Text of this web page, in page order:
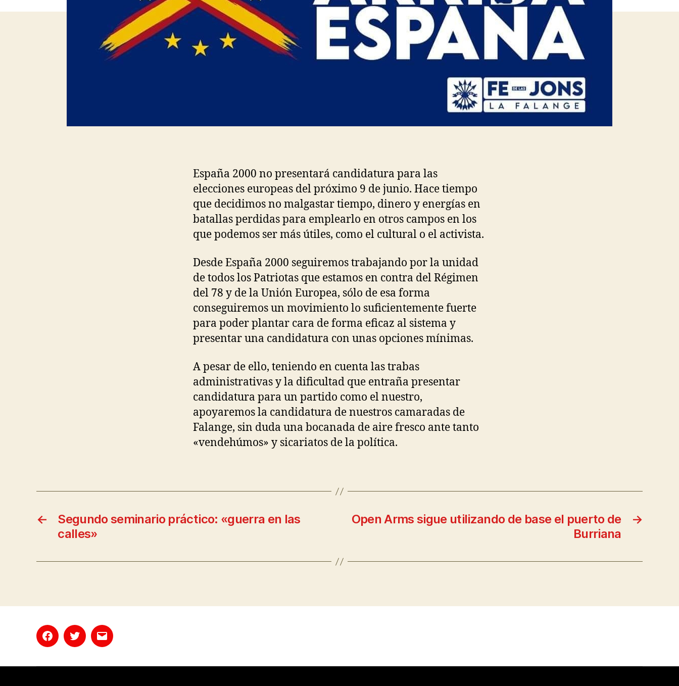
España 2000 no presentará candidatura para las
elecciones europeas del próximo 9 de junio. Hace tiempo
que decidimos no malgastar tiempo, dinero y energías en
batallas perdidas para emplearlo en otros campos en los
que podemos ser más útiles, como el cultural o el activista.
Desde España 2000 seguiremos trabajando por la unidad
de todos los Patriotas que estamos en contra del Régimen
del 78 y de la Unión Europea, sólo de esa forma
conseguiremos un movimiento lo suficientemente fuerte
para poder plantar cara de forma eficaz al sistema y
presentar una candidatura con unas opciones mínimas.
A pesar de ello, teniendo en cuenta las trabas
administrativas y la dificultad que entraña presentar
candidatura para un partido como el nuestro,
apoyaremos la candidatura de nuestros camaradas de
Falange, sin duda una bocanada de aire fresco ante tanto
«vendehúmos» y sicariatos de la política.
←
Segundo seminario práctico: «guerra en las
calles»
→
Open Arms sigue utilizando de base el puerto de
Burriana